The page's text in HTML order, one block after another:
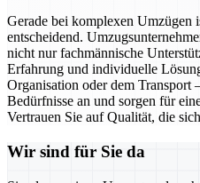
Gerade bei komplexen Umzügen
entscheidend.
nicht nur fachmännische
Erfahrung und individuelle
Organisation oder dem Transport
Bedürfnisse an und sorgen für
Vertrauen Sie auf Qualität, die
Wir sind für Sie da